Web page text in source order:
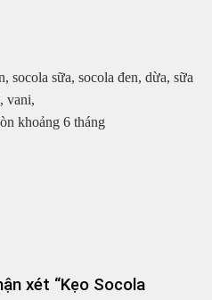
socola sữa, socola đen, dừa, sữa
vani,
khoảng 6 tháng
xét “Kẹo Socola